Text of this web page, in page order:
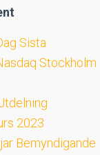
Sista
Stockholm
2023
Bemyndigande